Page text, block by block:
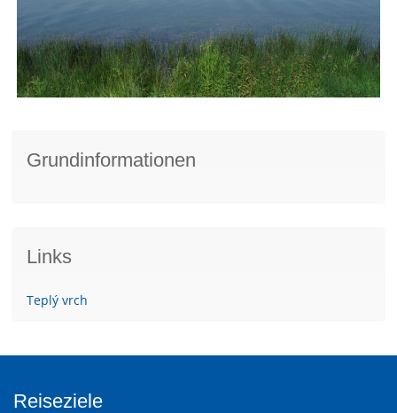
Grundinformationen
Links
Teplý vrch
Reiseziele